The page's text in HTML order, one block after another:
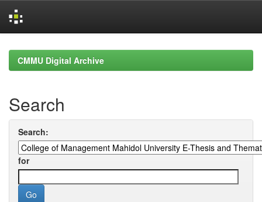
navigationCMMU Digital Archive
Search
Search:
for